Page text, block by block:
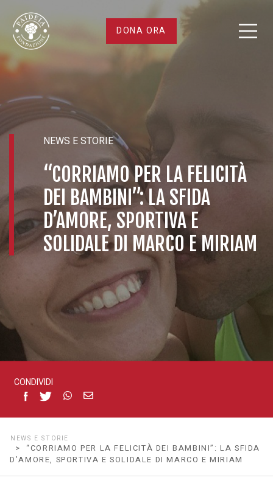
DONA ORA
“Corriamo
per
la
felicità
bambini”:
la
sfida
d’amore,
sportiva
e
solidale
di
Marco
NEWS E STORIE
“CORRIAMO PER LA FELICITÀ
DEI BAMBINI”: LA SFIDA
D’AMORE, SPORTIVA E
SOLIDALE DI MARCO E MIRIAM
CONDIVIDI
NEWS E STORIE
> “CORRIAMO PER LA FELICITÀ DEI BAMBINI”: LA SFIDA
D’AMORE, SPORTIVA E SOLIDALE DI MARCO E MIRIAM